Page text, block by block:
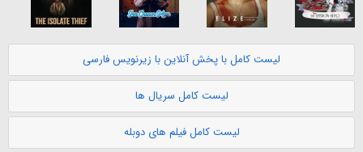
لیست کامل با پخش آنلاین با زیرنویس فارسی
لیست کامل سریال ها
لیست کامل فیلم های دوبله